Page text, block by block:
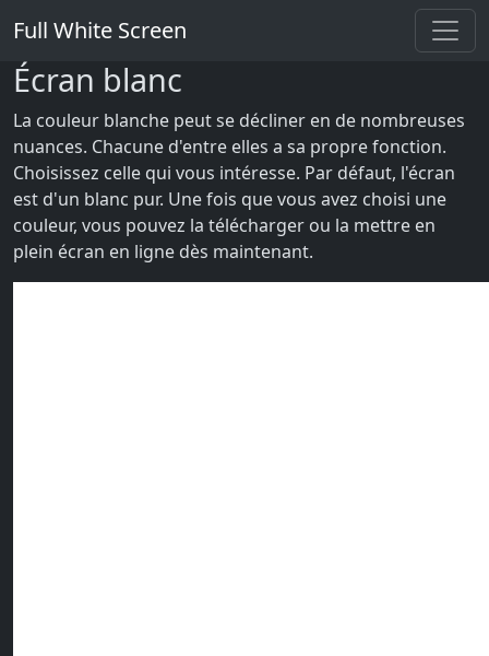
Full White Screen
Écran blanc
La couleur blanche peut se décliner en de nombreuses
nuances. Chacune d'entre elles a sa propre fonction.
Choisissez celle qui vous intéresse. Par défaut, l'écran
est d'un blanc pur. Une fois que vous avez choisi une
couleur, vous pouvez la télécharger ou la mettre en
plein écran en ligne dès maintenant.